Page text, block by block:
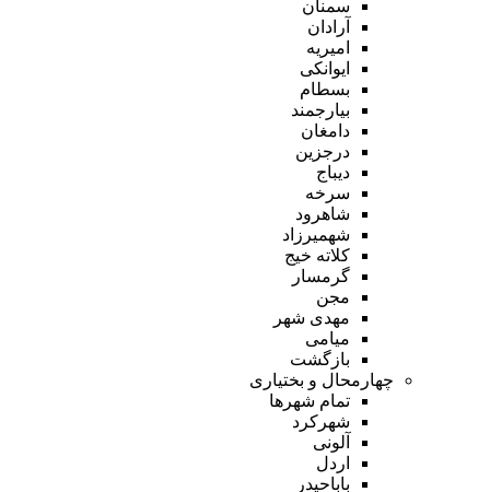
سمنان
آرادان
امیریه
ایوانکی
بسطام
بیارجمند
دامغان
درجزین
دیباج
سرخه
شاهرود
شهمیرزاد
کلاته خیج
گرمسار
مجن
مهدی شهر
میامی
بازگشت
چهارمحال و بختیاری
تمام شهر‌ها
شهرکرد
آلونی
اردل
باباحیدر